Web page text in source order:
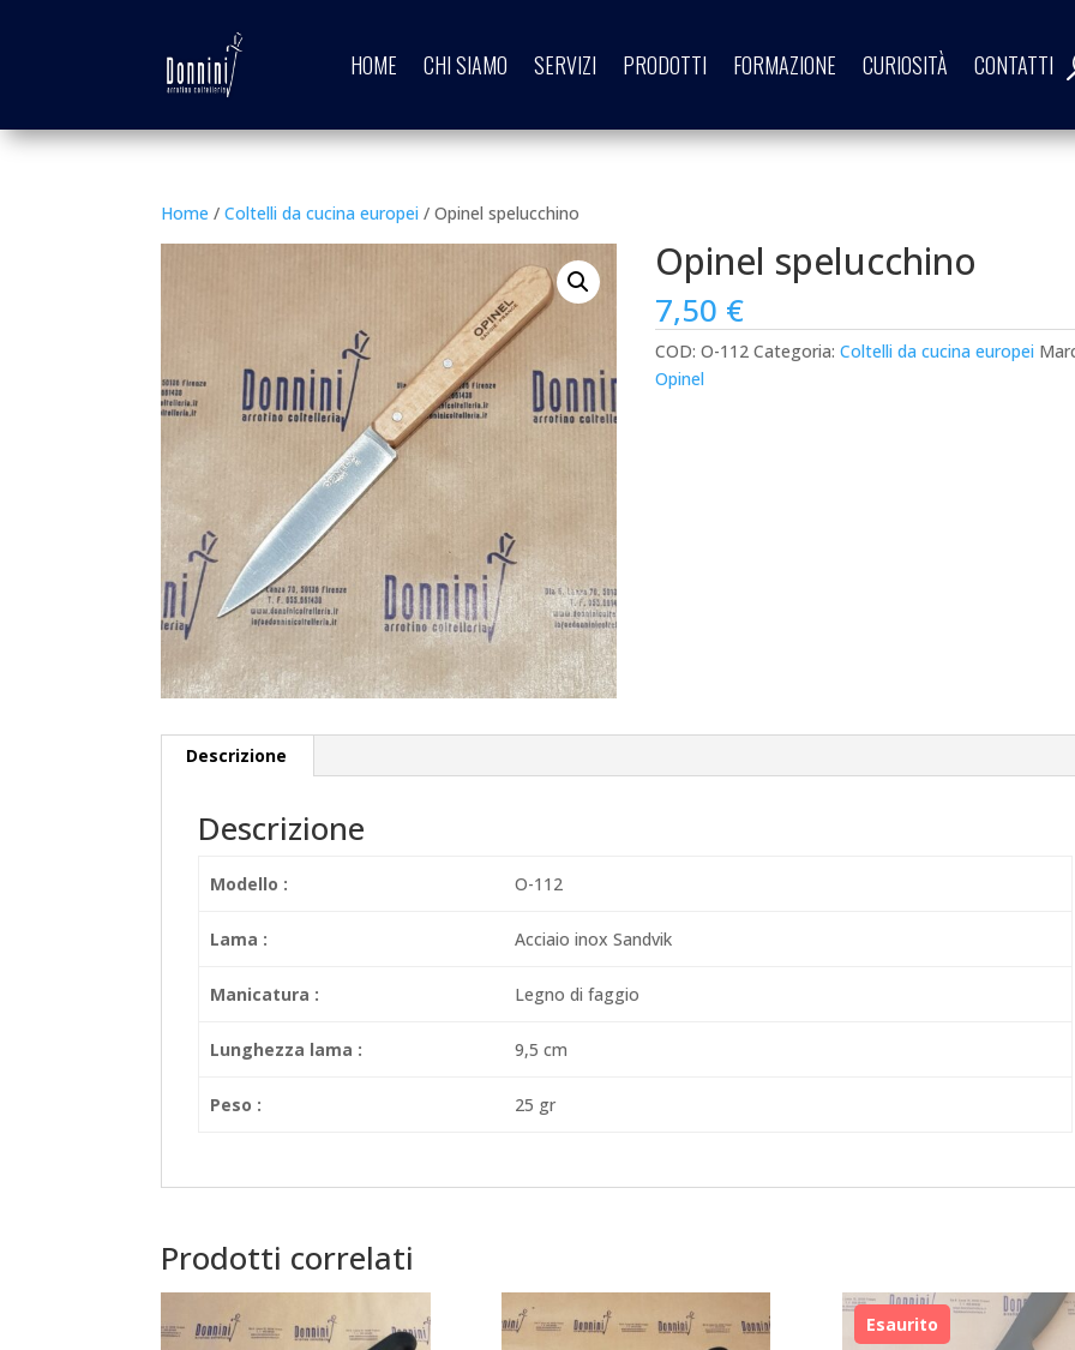
HOME CHI SIAMO SERVIZI PRODOTTI FORMAZIONE CURIOSITÀ CONTATTI
Home /Coltelli da cucina europei / Opinel spelucchino
Opinel spelucchino
7,50 €
COD:O-112 Categoria:Coltelli da cucina europei
Opinel
Descrizione
Descrizione
Modello : O-112
Lama : Acciaio inox Sandvik
Manicatura : Legno di faggio
Lunghezza lama : 9,5 cm
Peso : 25 gr
Prodotti correlati